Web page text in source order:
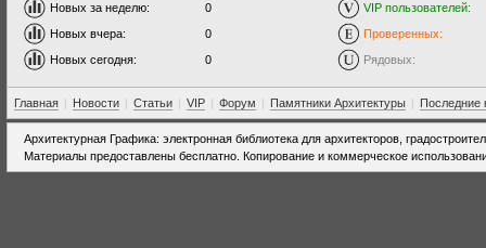
Новых за неделю:
0
Новых вчера:
0
Новых сегодня:
0
VIP пользователей:
Проверенных:
Рядовых:
Главная | Новости | Статьи | VIP | Форум | Памятники Архитектуры | Последние
Архитектурная Графика: электронная библиотека для архитекторов,
Материалы предоставлены бесплатно. Копирование и коммерческое